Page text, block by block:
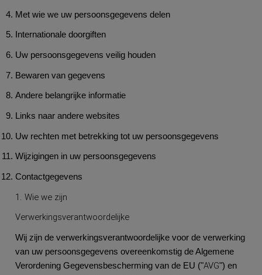
Met wie we uw persoonsgegevens delen
Internationale doorgiften
Uw persoonsgegevens veilig houden
Bewaren van gegevens
Andere belangrijke informatie
Links naar andere websites
Uw rechten met betrekking tot uw persoonsgegevens
Wijzigingen in uw persoonsgegevens
Contactgegevens
1. Wie we zijn
Verwerkingsverantwoordelijke
Wij zijn de verwerkingsverantwoordelijke voor de verwerking
van uw persoonsgegevens overeenkomstig de Algemene
Verordening Gegevensbescherming van de EU ("AVG") en